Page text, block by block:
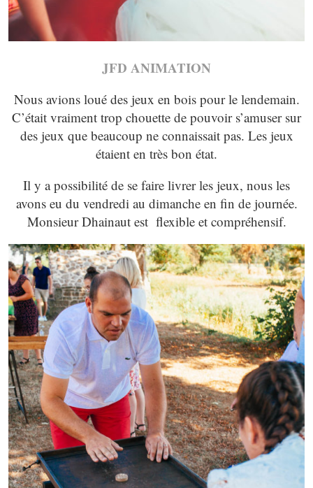
JFD ANIMATION
Nous avions loué des jeux en bois pour le lendemain.
C’était vraiment trop chouette de pouvoir s’amuser sur
des jeux que beaucoup ne connaissait pas. Les jeux
étaient en très bon état.
Il y a possibilité de se faire livrer les jeux, nous les
avons eu du vendredi au dimanche en fin de journée.
Monsieur Dhainaut est flexible et compréhensif.